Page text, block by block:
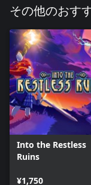
その他のおす
Into the Restless
Ruins
¥1,750